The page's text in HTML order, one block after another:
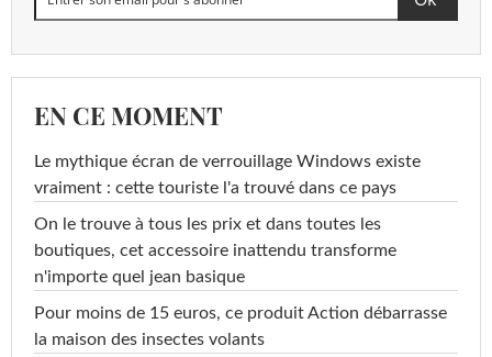
EN CE MOMENT
Le mythique écran de verrouillage Windows existe
vraiment : cette touriste l'a trouvé dans ce pays
On le trouve à tous les prix et dans toutes les
boutiques, cet accessoire inattendu transforme
n'importe quel jean basique
Pour moins de 15 euros, ce produit Action débarrasse
la maison des insectes volants